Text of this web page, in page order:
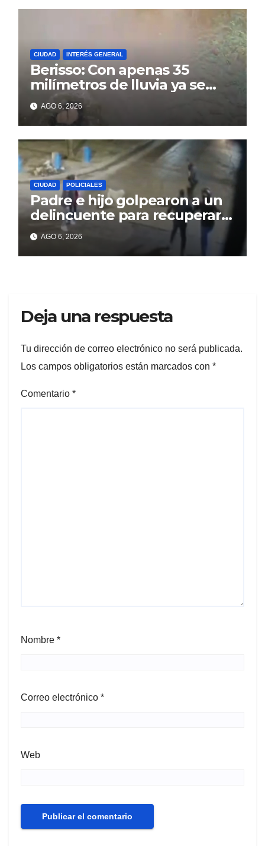
CIUDAD INTERÉS GENERAL
Berisso: Con apenas 35
milímetros de lluvia ya se
sienten los problemas
AGO 6, 2026
CIUDAD POLICIALES
Padre e hijo golpearon a un
delincuente para recuperar
un celular robado en Berisso
AGO 6, 2026
Deja una respuesta
Tu dirección de correo electrónico no será publicada.
Los campos obligatorios están marcados con *
Comentario *
Nombre *
Correo electrónico *
Web